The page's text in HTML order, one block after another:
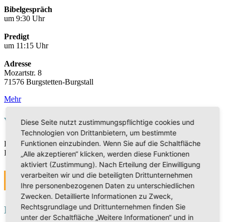
Bibelgespräch
um 9:30 Uhr
Predigt
um 11:15 Uhr
Adresse
Mozartstr. 8
71576 Burgstetten-Burgstall
Mehr
Veranstaltungen
Die Veranstaltungen sind derzeit in Bearbeitung. Vielen Dank für
Ihr Verständnis.
MEHR
DAS WORT
Diese Seite nutzt zustimmungspflichtige cookies und
Technologien von Drittanbietern, um bestimmte
Funktionen einzubinden. Wenn Sie auf die Schaltfläche
„Alle akzeptieren“ klicken, werden diese Funktionen
aktiviert (Zustimmung). Nach Erteilung der Einwilligung
verarbeiten wir und die beteiligten Drittunternehmen
Ihre personenbezogenen Daten zu unterschiedlichen
Zwecken. Detaillierte Informationen zu Zweck,
Rechtsgrundlage und Drittunternehmen finden Sie
unter der Schaltfläche „Weitere Informationen“ und in